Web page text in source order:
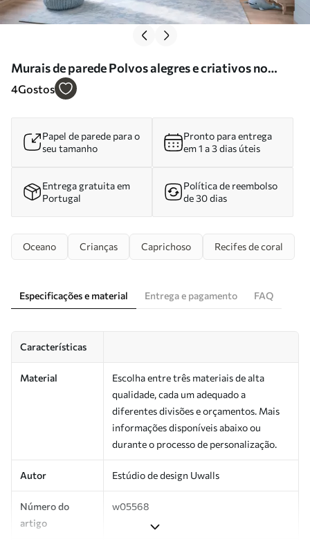
Murais de parede Polvos alegres e criativos no
mundo subaquático Nr. w05568
4Gostos
Papel de parede para o
seu tamanho
Pronto para entrega
em 1 a 3 dias úteis
Entrega gratuita em
Portugal
Política de reembolso
de 30 dias
Oceano Crianças Caprichoso Recifes de coral
Especificações e material Entrega e pagamento FAQ
Características
Material
Escolha entre três materiais de alta
qualidade, cada um adequado a
diferentes divisões e orçamentos. Mais
informações disponíveis abaixo ou
durante o processo de personalização.
Autor Estúdio de design Uwalls
Número do
artigo
w05568